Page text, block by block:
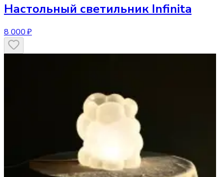
Настольный светильник Infinita
8 000 ₽